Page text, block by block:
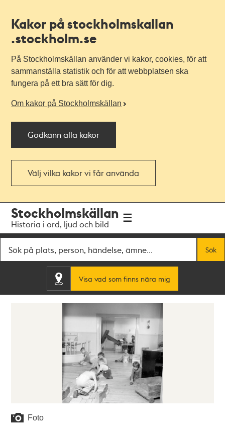
Kakor på stockholmskallan
.stockholm.se
På Stockholmskällan använder vi kakor, cookies, för att
sammanställa statistik och för att webbplatsen ska
fungera på ett bra sätt för dig.
Om kakor på Stockholmskällan
Godkänn alla kakor
Välj vilka kakor vi får använda
navigationen
huvudinnehållet
Stockholmskällan
Historia i ord, ljud och bild
Sök
Visa vad som finns nära mig
Foto